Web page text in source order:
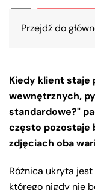
Przejdź do
Kiedy klient staje
wewnętrznych,
standardowe?"
często pozostaje
zdjęciach oba
Różnica ukryta
którego nigdy nie